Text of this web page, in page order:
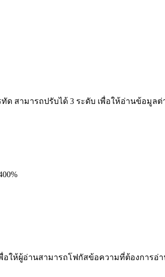
ด สามารถปรับได้ 3 ระดับ เพื่อให้อ่านข้อมูลต่
ให้ผู้อ่านสามารถโฟกัสข้อความที่ต้องการอ่